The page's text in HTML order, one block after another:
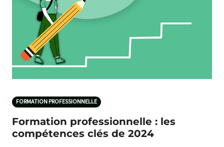
FORMATION PROFESSIONNELLE
Formation professionnelle : les
compétences clés de 2024